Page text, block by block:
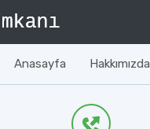
Anasayfa Hakkımızda